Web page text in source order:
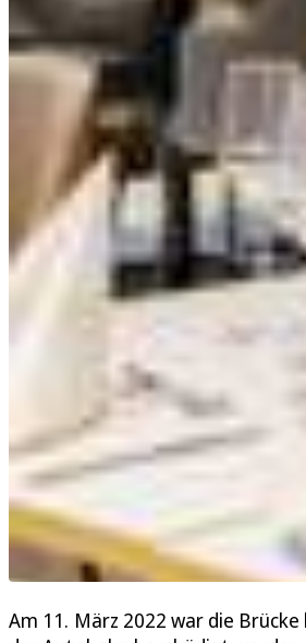
Am 11. März 2022 war die